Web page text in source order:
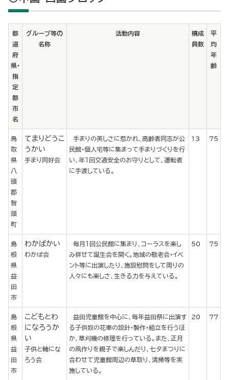
都
道
府
県・
指
定
都
市
名
グループ等の
名称
活動内容
構成
員数
平
均
年
齢
鳥
取
県
八
頭
郡
智
頭
町
てまりどうこ
うかい
手まり同好会
手まりの美しさに惹かれ、高齢者同志が公
民館・個人宅等に集まって手まりづくりを行
い、年１回交通安全のお守りとして、運転者
に手渡している。
13 75
島
根
県
益
田
市
わかばかい
わかば会
毎月１回公民館に集まり、コーラスを楽し
み併せて誕生会を開く。地域の敬老会・イベ
ント等に出演したり、施設慰問をして周りの
人々にも楽しさ、生きる力を与えている。
50 75
島
根
県
益
田
市
こどもとわ
になろうか
い
子供と輪にな
ろう会
益田児童館を中心に、毎年益田祭に出演す
る子供奴の花車の設計･製作･組立を行うほ
か、草刈機の修理を行っている。また、正月
の凧作りを親子で楽しんだり、七夕まつりに
合わせて児童館周辺の草取り、清掃等を実
施している。
20 77